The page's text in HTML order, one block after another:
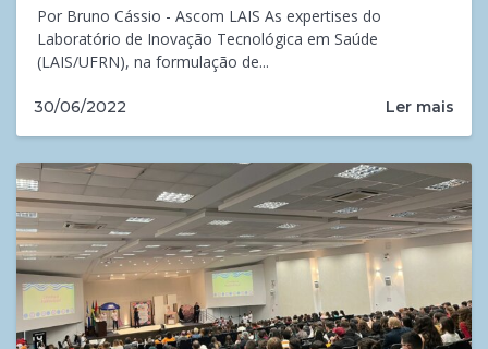
Por Bruno Cássio - Ascom LAIS As expertises do
Laboratório de Inovação Tecnológica em Saúde
(LAIS/UFRN), na formulação de...
30/06/2022 Ler mais